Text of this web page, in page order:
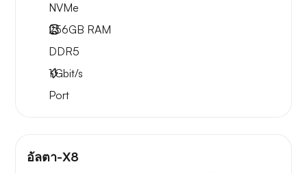
NVMe
256GB RAM
DDR5
1Gbit/s
Port
อัลตา-X8